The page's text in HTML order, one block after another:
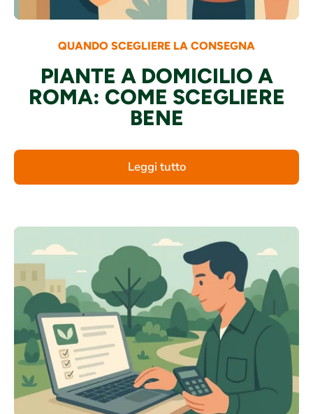
QUANDO SCEGLIERE LA CONSEGNA
PIANTE A DOMICILIO A
ROMA: COME SCEGLIERE
BENE
Leggi tutto